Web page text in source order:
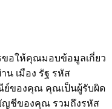
ขอให้คุณมอบข้อมูลเกี่ยว
น เมือง รัฐ รหัส
ย์ของคุณ คุณเป็นผู้รับผิด
ญชีของคุณ รวมถึงรหัส